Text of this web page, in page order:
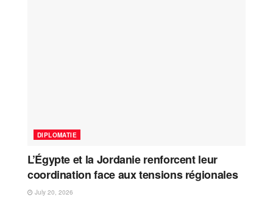
DIPLOMATIE
L’Égypte et la Jordanie renforcent leur
coordination face aux tensions régionales
July 20, 2026